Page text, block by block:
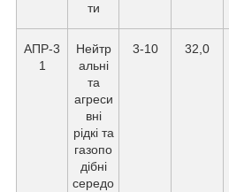
ти
АПР-3
1
Нейтр
альні
та
агреси
вні
рідкі та
газопо
дібні
середо
3-10 32,0